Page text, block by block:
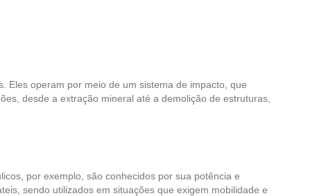
Eles operam por meio de um sistema de impacto, que
desde a extração mineral até a demolição de estruturas,
por exemplo, são conhecidos por sua potência e
sendo utilizados em situações que exigem mobilidade e